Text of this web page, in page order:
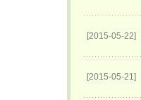
[2015-05-22]
[2015-05-21]